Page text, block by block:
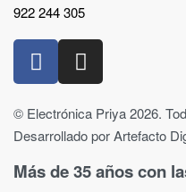
922 244 305
© Electrónica Priya 2026.
Desarrollado por Artefacto
Más de 35 años con